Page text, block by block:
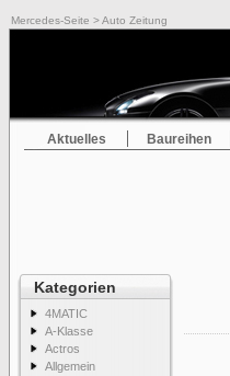
Mercedes-Seite > Auto Zeitung
Aktuelles Baureihen
Kategorien
4MATIC
A-Klasse
Actros
Allgemein